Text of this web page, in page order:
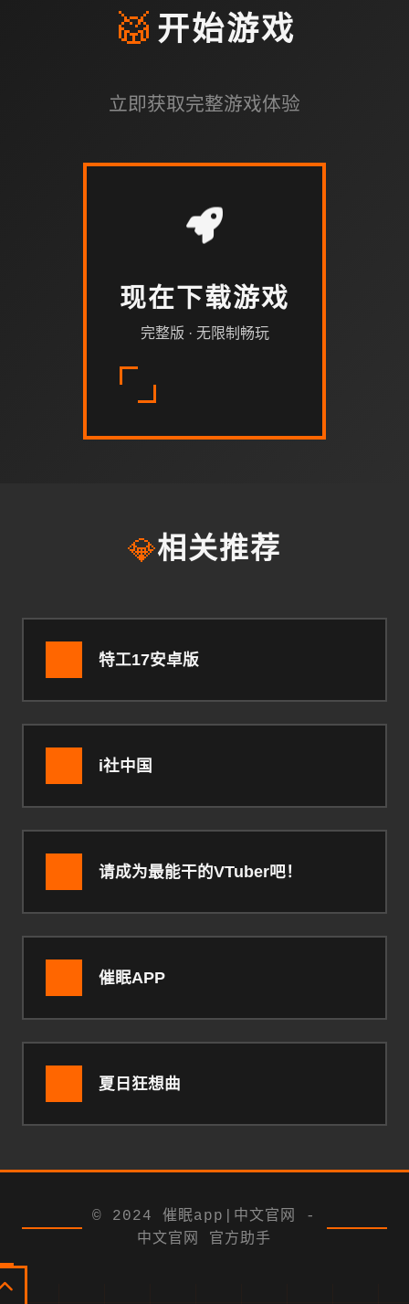
🥁 开始游戏
立即获取完整游戏体验
现在下载游戏
完整版 · 无限制畅玩
💎相关推荐
特工17安卓版
i社中国
请成为最能干的VTuber吧！
催眠APP
夏日狂想曲
© 2024 催眠app|中文官网 -
中文官网 官方助手